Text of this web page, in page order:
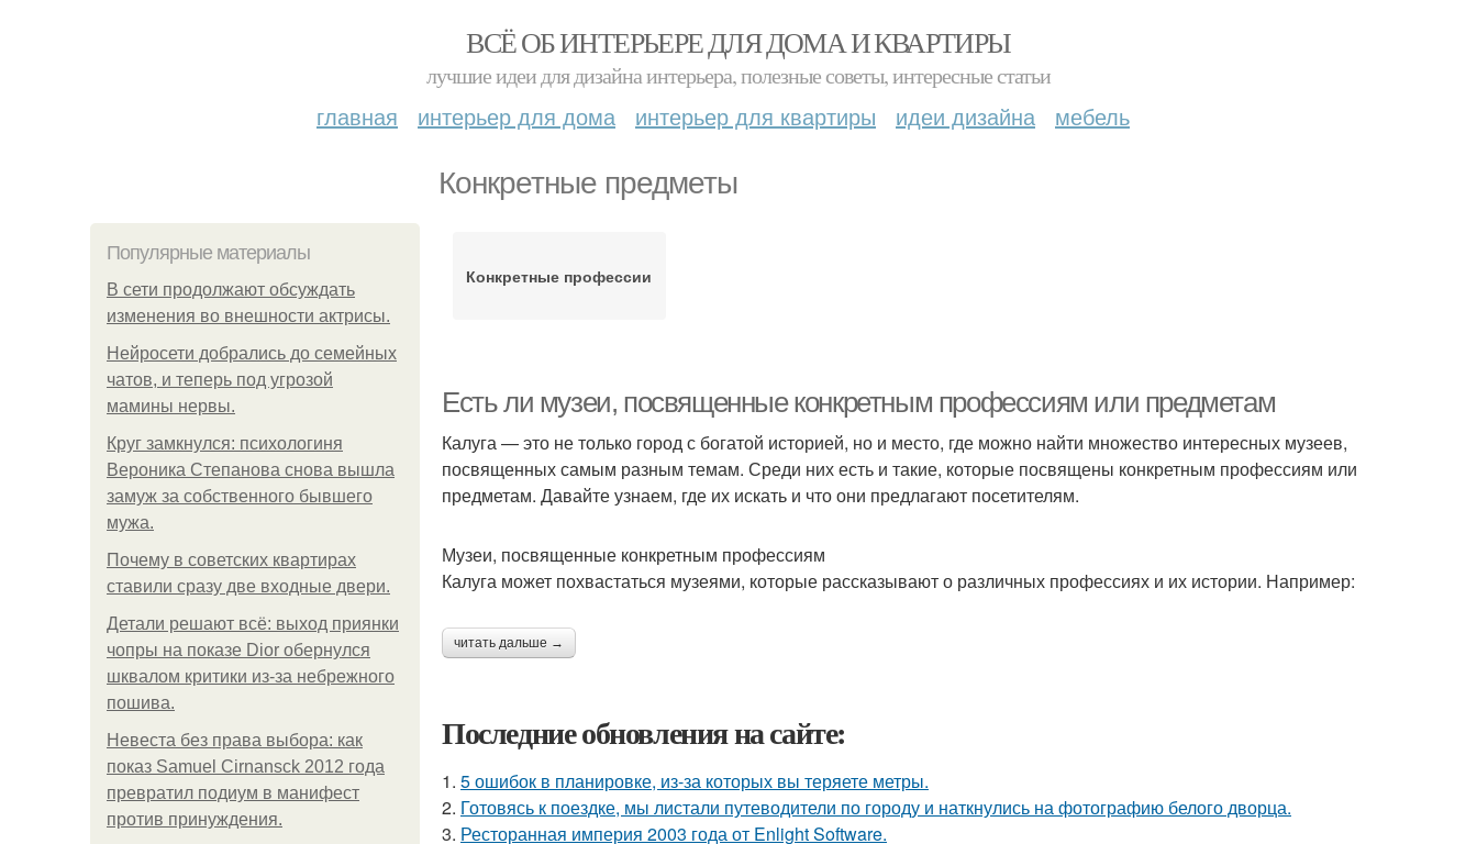
ВСЁ ОБ ИНТЕРЬЕРЕ ДЛЯ ДОМА И КВАРТИРЫ
лучшие идеи для дизайна интерьера, полезные советы, интересные статьи
главная интерьер для дома интерьер для квартиры идеи дизайна мебель
Конкретные предметы
Популярные материалы
В сети продолжают обсуждать
изменения во внешности актрисы.
Нейросети добрались до семейных
чатов, и теперь под угрозой
мамины нервы.
Круг замкнулся: психологиня
Вероника Степанова снова вышла
замуж за собственного бывшего
мужа.
Почему в советских квартирах
ставили сразу две входные двери.
Детали решают всё: выход приянки
чопры на показе Dior обернулся
шквалом критики из-за небрежного
пошива.
Невеста без права выбора: как
показ Samuel Cirnansck 2012 года
превратил подиум в манифест
против принуждения.
Конкретные профессии
Есть ли музеи, посвященные конкретным профессиям или предметам
Калуга — это не только город с богатой историей, но и место, где можно найти множество интересных музеев,
посвященных самым разным темам. Среди них есть и такие, которые посвящены конкретным профессиям или
предметам. Давайте узнаем, где их искать и что они предлагают посетителям.
Музеи, посвященные конкретным профессиям
Калуга может похвастаться музеями, которые рассказывают о различных профессиях и их истории. Например:
читать дальше →
Последние обновления на сайте:
1. 5 ошибок в планировке, из-за которых вы теряете метры.
2. Готовясь к поездке, мы листали путеводители по городу и наткнулись на фотографию белого дворца.
3. Ресторанная империя 2003 года от Enlight Software.